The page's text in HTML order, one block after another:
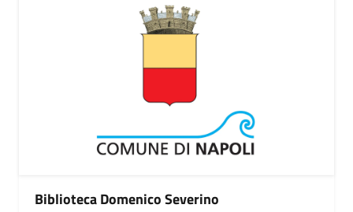
Biblioteca Domenico Severino